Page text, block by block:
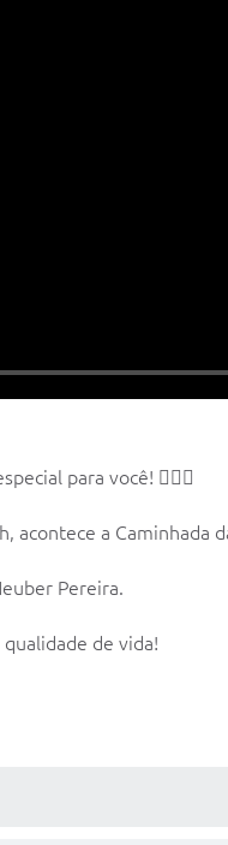
para você! 🏃🏽‍♂️
acontece a Caminhada
Pereira.
de vida!